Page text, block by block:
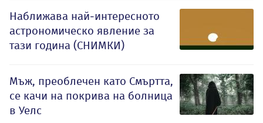
Наближава най-интересното
астрономическо явление за
тази година (СНИМКИ)
Мъж, преоблечен като Смъртта,
се качи на покрива на болница
в Уелс